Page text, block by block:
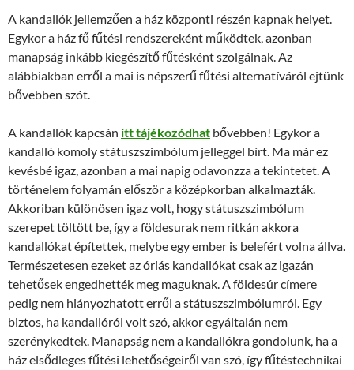
A kandallók jellemzően a ház központi részén kapnak helyet.
Egykor a ház fő fűtési rendszereként működtek, azonban
manapság inkább kiegészítő fűtésként szolgálnak. Az
alábbiakban erről a mai is népszerű fűtési alternatíváról ejtünk
bővebben szót.
A kandallók kapcsán itt tájékozódhat bővebben! Egykor a
kandalló komoly státuszszimbólum jelleggel bírt. Ma már ez
kevésbé igaz, azonban a mai napig odavonzza a tekintetet. A
történelem folyamán először a középkorban alkalmazták.
Akkoriban különösen igaz volt, hogy státuszszimbólum
szerepet töltött be, így a földesurak nem ritkán akkora
kandallókat építettek, melybe egy ember is belefért volna állva.
Természetesen ezeket az óriás kandallókat csak az igazán
tehetősek engedhették meg maguknak. A földesúr címere
pedig nem hiányozhatott erről a státuszszimbólumról. Egy
biztos, ha kandallóról volt szó, akkor egyáltalán nem
szerénykedtek. Manapság nem a kandallókra gondolunk, ha a
ház elsődleges fűtési lehetőségeiről van szó, így fűtéstechnikai